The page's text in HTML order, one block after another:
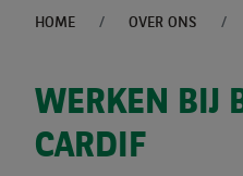
HOME OVER ONS
WERKEN BIJ
CARDIF